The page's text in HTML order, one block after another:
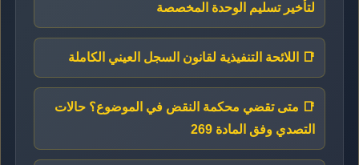
لتأخير تسليم الوحدة المخصصة
📑 اللائحة التنفيذية لقانون السجل العيني الكاملة
📑 متى تقضي محكمة النقض في الموضوع؟ حالات
التصدي وفق المادة 269